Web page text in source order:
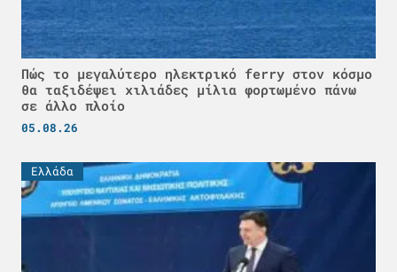
Πώς το μεγαλύτερο ηλεκτρικό ferry στον κόσμο
θα ταξιδέψει χιλιάδες μίλια φορτωμένο πάνω
σε άλλο πλοίο
05.08.26
Ελλάδα